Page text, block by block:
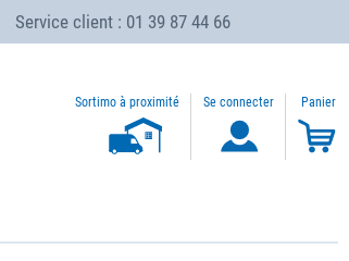
Service client : 01 39 87 44 66
Sortimo à proximité Se connecter Panier